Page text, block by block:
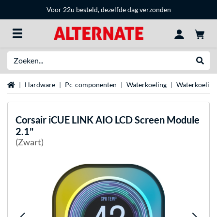
Voor 22u besteld, dezelfde dag verzonden
Home Hardware Pc-componenten Waterkoeling
Corsair iCUE LINK AIO LCD Screen Module
2.1"
(Zwart)